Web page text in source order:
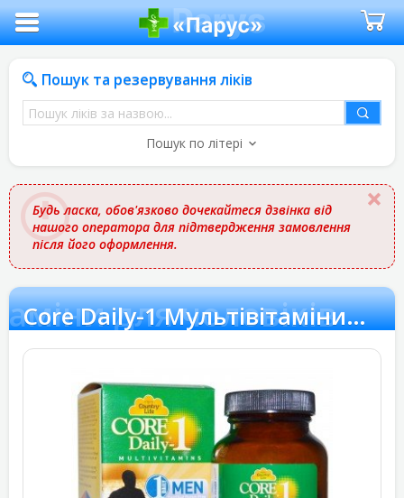
Пошук та резервування ліків
Пошук
ліків
назвою
Пошук по літері
Будь ласка, обов'язково дочекайтеся дзвінка від
нашого оператора для підтвердження замовлення
після його оформлення.
для чоловіків Core Daily-1 Мультівітаміни для чоловіків